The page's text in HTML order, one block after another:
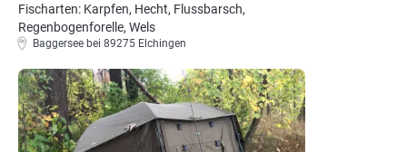
Fischarten: Karpfen, Hecht, Flussbarsch,
Regenbogenforelle, Wels
Baggersee bei 89275 Elchingen